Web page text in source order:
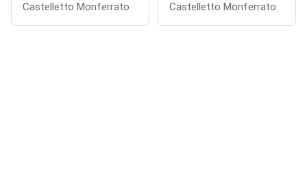
Castelletto Monferrato Castelletto Monferrato